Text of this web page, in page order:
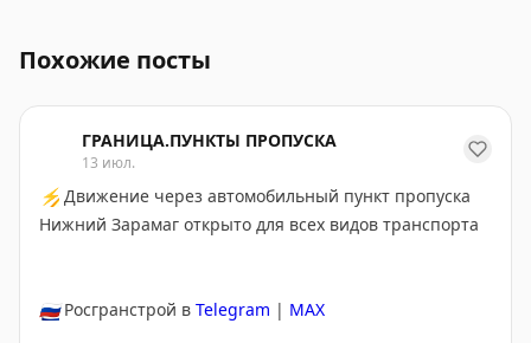
Похожие посты
ГРАНИЦА.ПУНКТЫ ПРОПУСКА
13 июл.
⚡ Движение через автомобильный пункт пропуска
Нижний Зарамаг открыто для всех видов транспорта
🇷🇺Росгранстрой в Telegram | MAX